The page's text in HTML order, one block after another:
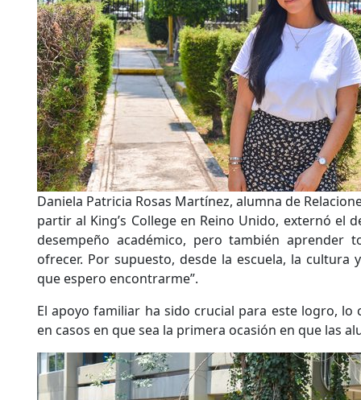
Daniela Patricia Rosas Martínez, alumna de
partir al King’s College en Reino Unido, externó el
desempeño académico, pero también aprender
ofrecer. Por supuesto, desde la escuela, la cultura
que espero encontrarme”.
El apoyo familiar ha sido crucial para este logro, lo
en casos en que sea la primera ocasión en que las